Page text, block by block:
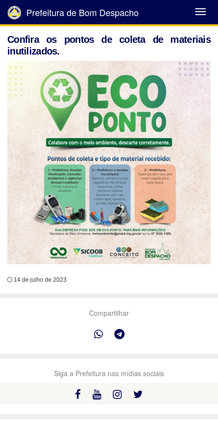
Abrir
Menu
Prefeitura de Bom Despacho
Confira os pontos de coleta de materiais
inutilizados.
14 de julho de 2023
Compartilhar
Siga a Prefeitura nas mídias sociais